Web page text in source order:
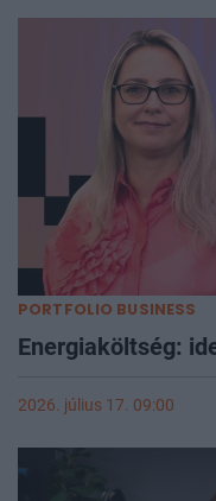
PORTFOLIO BUSINESS
Energiaköltség:
2026. július 17. 09:00